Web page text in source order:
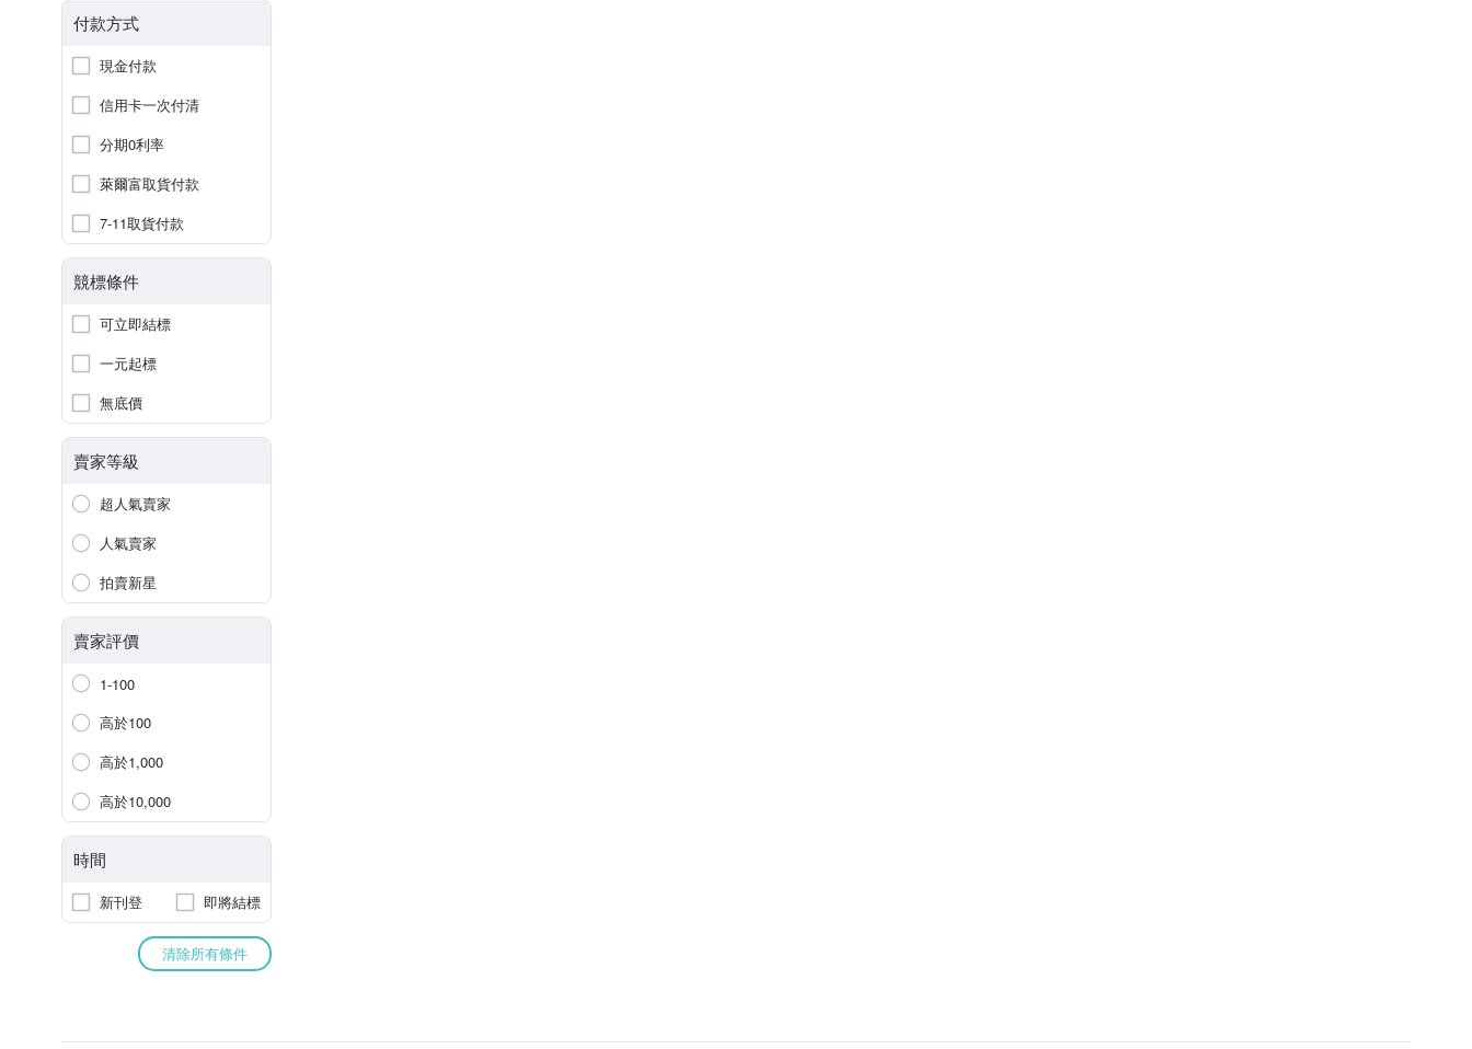
付款方式
現金付款
信用卡一次付清
分期0利率
萊爾富取貨付款
7-11取貨付款
競標條件
可立即結標
一元起標
無底價
賣家等級
超人氣賣家
人氣賣家
拍賣新星
賣家評價
1-100
高於100
高於1,000
高於10,000
時間
新刊登 即將結標
清除所有條件